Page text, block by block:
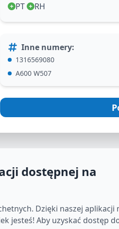
PT
RH
Inne numery:
1316569080
A600 W507
dostępnej na
Dzięki naszej aplikacji
jesteś! Aby uzyskać dostęp